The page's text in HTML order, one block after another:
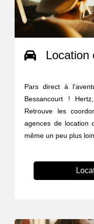
Location
Pars direct à
Bessancourt !
Retrouve les
agences de location
même un peu plus